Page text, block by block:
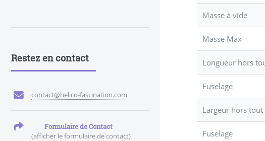
Masse à vide
Masse Max
Longueur hors
Fuselage
Largeur hors tout
Fuselage
Restez en contact
contact@helico-fascination.com
Formulaire de Contact
(afficher le formulaire de contact)